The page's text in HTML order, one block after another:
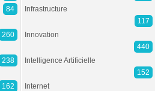
84
260
238
162
Infrastructure
117
Innovation
440
Intelligence Artificielle
152
Internet